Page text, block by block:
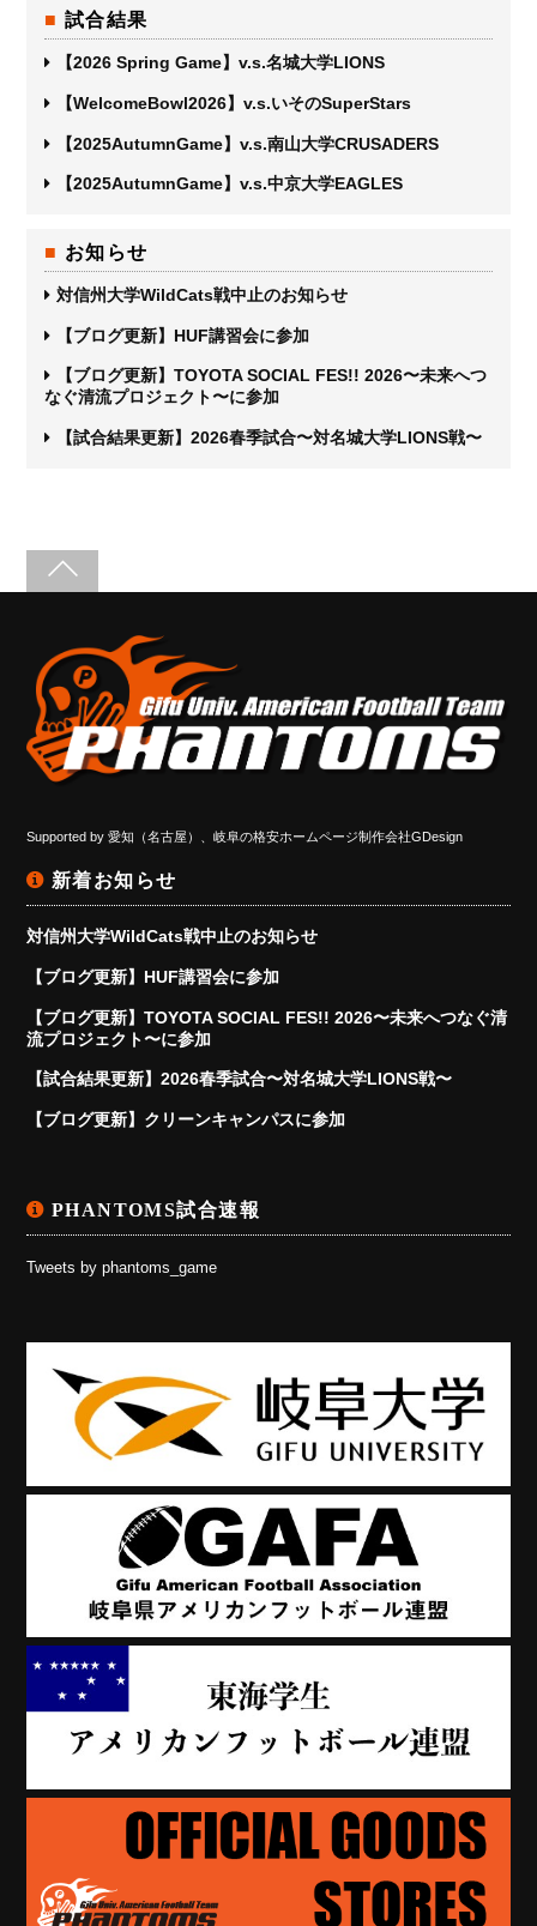
試合結果
【2026 Spring Game】v.s.名城大学LIONS
【WelcomeBowl2026】v.s.いそのSuperStars
【2025AutumnGame】v.s.南山大学CRUSADERS
【2025AutumnGame】v.s.中京大学EAGLES
お知らせ
対信州大学WildCats戦中止のお知らせ
【ブログ更新】HUF講習会に参加
【ブログ更新】TOYOTA SOCIAL FES!! 2026〜未来へつ
なぐ清流プロジェクト〜に参加
【試合結果更新】2026春季試合〜対名城大学LIONS戦〜
Supported by愛知（名古屋）、岐阜の格安ホームページ制作会社GDesign
新着お知らせ
対信州大学WildCats戦中止のお知らせ
【ブログ更新】HUF講習会に参加
【ブログ更新】TOYOTA SOCIAL FES!! 2026〜未来へつなぐ清
流プロジェクト〜に参加
【試合結果更新】2026春季試合〜対名城大学LIONS戦〜
【ブログ更新】クリーンキャンパスに参加
PHANTOMS試合速報
Tweets by phantoms_game